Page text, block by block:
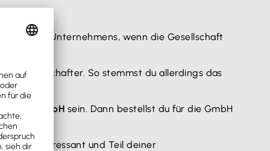
des Unternehmens, wenn die Gesellschaft
Gesellschafter. So stemmst du allerdings das
der GmbH sein. Dann bestellst du für die GmbH
up interessant und Teil deiner